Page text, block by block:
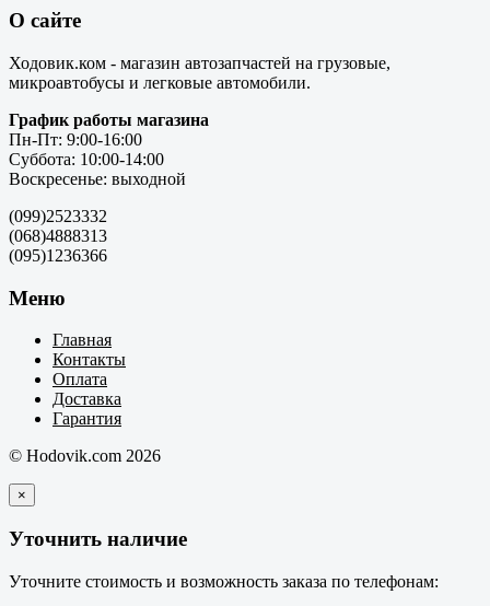
О сайте
Ходовик.ком - магазин автозапчастей на грузовые,
микроавтобусы и легковые автомобили.
График работы магазина
Пн-Пт: 9:00-16:00
Суббота: 10:00-14:00
Воскресенье: выходной
(099)2523332
(068)4888313
(095)1236366
Меню
Главная
Контакты
Оплата
Доставка
Гарантия
© Hodovik.com 2026
×
Уточнить наличие
Уточните стоимость и возможность заказа по телефонам: